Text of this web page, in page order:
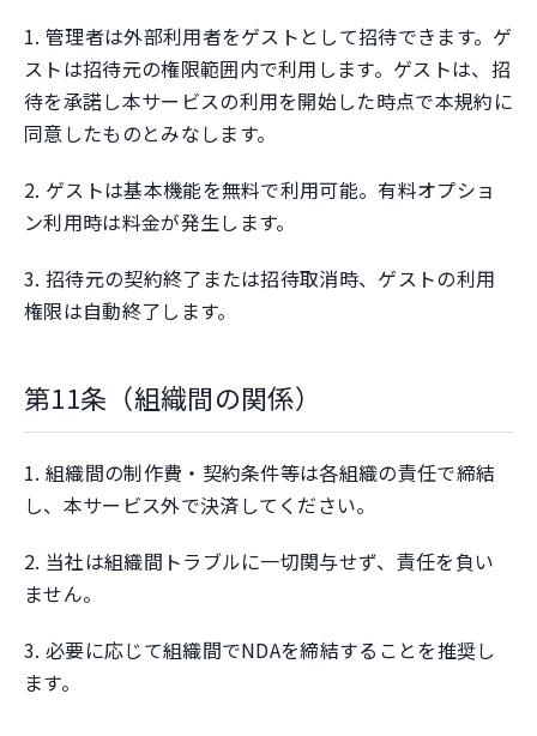
1. 管理者は外部利用者をゲストとして招待できます。ゲ
ストは招待元の権限範囲内で利用します。ゲストは、招
待を承諾し本サービスの利用を開始した時点で本規約に
同意したものとみなします。
2. ゲストは基本機能を無料で利用可能。有料オプショ
ン利用時は料金が発生します。
3. 招待元の契約終了または招待取消時、ゲストの利用
権限は自動終了します。
第11条（組織間の関係）
1. 組織間の制作費・契約条件等は各組織の責任で締結
し、本サービス外で決済してください。
2. 当社は組織間トラブルに一切関与せず、責任を負い
ません。
3. 必要に応じて組織間でNDAを締結することを推奨し
ます。